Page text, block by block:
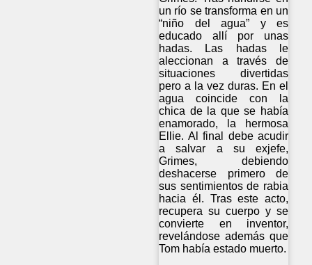
un río se transforma en un
“niño del agua” y es
educado allí por unas
hadas. Las hadas le
aleccionan a través de
situaciones divertidas
pero a la vez duras. En el
agua coincide con la
chica de la que se había
enamorado, la hermosa
Ellie. Al final debe acudir
a salvar a su exjefe,
Grimes, debiendo
deshacerse primero de
sus sentimientos de rabia
hacia él. Tras este acto,
recupera su cuerpo y se
convierte en inventor,
revelándose además que
Tom había estado muerto.